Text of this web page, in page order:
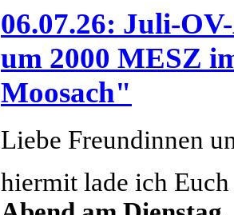
06.07.26: Juli-
um 2000 MESZ
Moosach"
Liebe Freundinnen
hiermit lade ich